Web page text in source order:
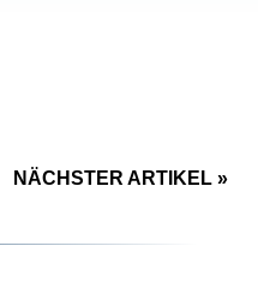
NÄCHSTER ARTIKEL »